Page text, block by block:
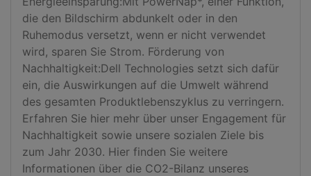
die den Bildschirm abdunkelt oder in den
Ruhemodus versetzt, wenn er nicht verwendet
wird, sparen Sie Strom. Förderung von
Nachhaltigkeit:Dell Technologies setzt sich dafür
ein, die Auswirkungen auf die Umwelt während
des gesamten Produktlebenszyklus zu verringern.
Erfahren Sie hier mehr über unser Engagement für
Nachhaltigkeit sowie unsere sozialen Ziele bis
zum Jahr 2030. Hier finden Sie weitere
Informationen über die CO2-Bilanz unseres